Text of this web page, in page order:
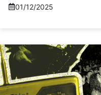
01/12/2025